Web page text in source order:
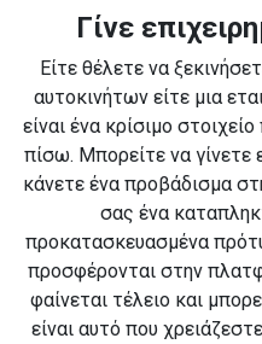
Γίνε
Είτε θέλετε να
αυτοκινήτων είτε μια
είναι ένα κρίσιμο
πίσω. Μπορείτε να γίνετε
κάνετε ένα προβάδισμα
σας ένα
προκατασκευασμένα
προσφέρονται στην
φαίνεται τέλειο και
είναι αυτό που